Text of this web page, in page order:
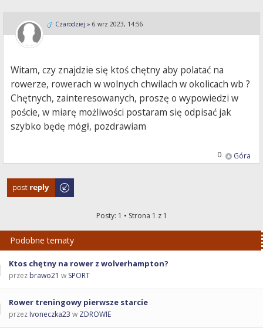
Czarodziej » 6 wrz 2023, 14:56
Witam, czy znajdzie się ktoś chętny aby polatać na
rowerze, rowerach w wolnych chwilach w okolicach wb ?
Chętnych, zainteresowanych, proszę o wypowiedzi w
poście, w miarę możliwości postaram się odpisać jak
szybko będę mógł, pozdrawiam
Góra
0
Odpowiedz
Posty: 1 • Strona 1 z 1
Podobne tematy
Ktos chętny na rower z wolverhampton?
przez brawo21 w SPORT
Rower treningowy pierwsze starcie
przez Ivoneczka23 w ZDROWIE